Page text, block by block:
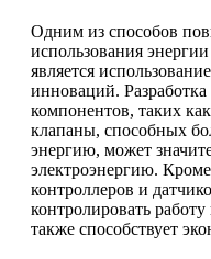
Одним из способов
использования
является
инноваций.
компонентов, таких
клапаны, способных
энергию, может
электроэнергию.
контроллеров и
контролировать
также способствует